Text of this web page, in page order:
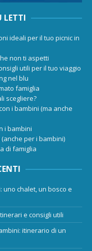
LETTI
ideali per il tuo picnic in
non ti aspetti
utili per il tuo viaggio
nel blu
famiglia
scegliere?
i bambini (ma anche
i bambini
per i bambini)
di famiglia
uno chalet, un bosco e
e consigli utili
itinerario di un